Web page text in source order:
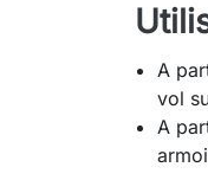
A
vol
A